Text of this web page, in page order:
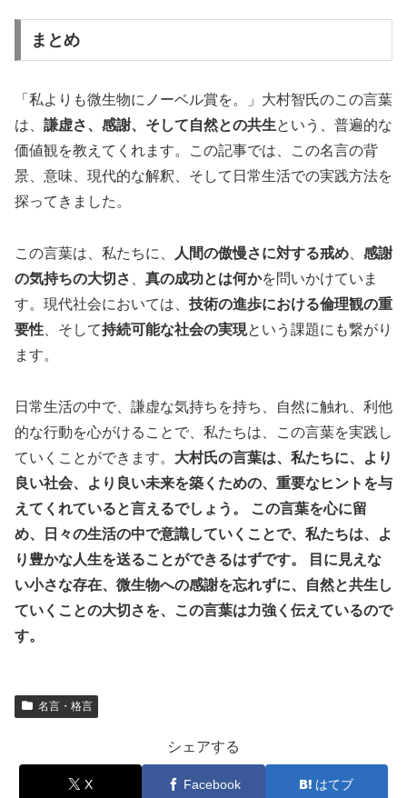
まとめ
「私よりも微生物にノーベル賞を。」大村智氏のこの言葉
は、 謙虚さ、感謝、そして自然との共生という、普遍的な
価値観を教えてくれます。この記事では、この名言の背
景、意味、現代的な解釈、そして日常生活での実践方法を
探ってきました。
この言葉は、私たちに、 人間の傲慢さに対する戒め
感謝
の気持ちの大切さ
真の成功とは何かを問いかけていま
す。現代社会においては、 技術の進歩における倫理観の重
要性 、そして持続可能な社会の実現という課題にも繋がり
ます。
日常生活の中で、謙虚な気持ちを持ち、自然に触れ、利他
的な行動を心がけることで、私たちは、この言葉を実践し
ていくことができます。 大村氏の言葉は、私たちに、より
良い社会、より良い未来を築くための、重要なヒントを与
えてくれていると言えるでしょう。
この言葉を心に留
め、日々の生活の中で意識していくことで、私たちは、よ
り豊かな人生を送ることができるはずです。
目に見えな
い小さな存在、微生物への感謝を忘れずに、自然と共生し
ていくことの大切さを、この言葉は力強く伝えているので
す。
名言・格言
シェアする
X Facebook はてブ